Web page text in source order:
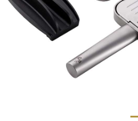
ダーウェア